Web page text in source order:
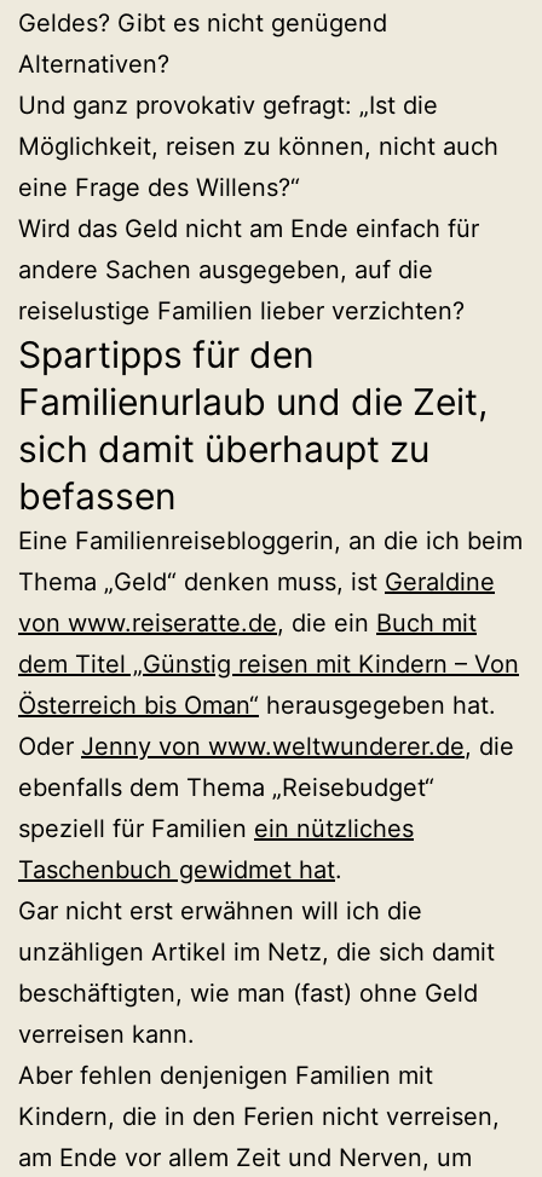
Geldes? Gibt es nicht genügend
Alternativen?
Und ganz provokativ gefragt: „Ist die
Möglichkeit, reisen zu können, nicht auch
eine Frage des Willens?“
Wird das Geld nicht am Ende einfach für
andere Sachen ausgegeben, auf die
reiselustige Familien lieber verzichten?
Spartipps für den
Familienurlaub und die Zeit,
sich damit überhaupt zu
befassen
Eine Familienreisebloggerin, an die ich beim
Thema „Geld“ denken muss, ist Geraldine
von www.reiseratte.de, die ein Buch mit
dem Titel „Günstig reisen mit Kindern – Von
Österreich bis Oman“ herausgegeben hat.
Oder Jenny von www.weltwunderer.de, die
ebenfalls dem Thema „Reisebudget“
speziell für Familien ein nützliches
Taschenbuch gewidmet hat.
Gar nicht erst erwähnen will ich die
unzähligen Artikel im Netz, die sich damit
beschäftigten, wie man (fast) ohne Geld
verreisen kann.
Aber fehlen denjenigen Familien mit
Kindern, die in den Ferien nicht verreisen,
am Ende vor allem Zeit und Nerven, um